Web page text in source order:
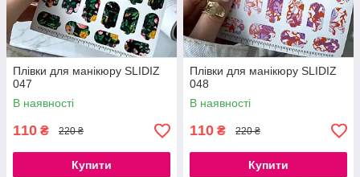
Плівки для манікюру SLIDIZ
047
В наявності
110 ₴ 220 ₴
Купити
Плівки для манікюру SLIDIZ
048
В наявності
110 ₴ 220 ₴
Купити